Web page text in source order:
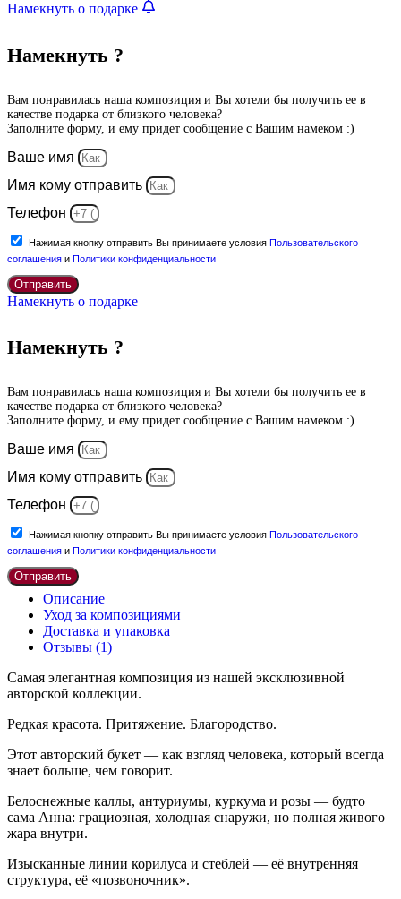
Намекнуть о подарке
Намекнуть ?
Вам понравилась наша композиция и Вы хотели бы получить ее в
качестве подарка от близкого человека?
Заполните форму, и ему придет сообщение с Вашим намеком :)
Ваше имя
Имя кому отправить
Телефон
Нажимая кнопку отправить Вы принимаете условия Пользовательского
соглашения и Политики конфиденциальности
Отправить
Намекнуть о подарке
Намекнуть ?
Вам понравилась наша композиция и Вы хотели бы получить ее в
качестве подарка от близкого человека?
Заполните форму, и ему придет сообщение с Вашим намеком :)
Ваше имя
Имя кому отправить
Телефон
Нажимая кнопку отправить Вы принимаете условия Пользовательского
соглашения и Политики конфиденциальности
Отправить
Описание
Уход за композициями
Доставка и упаковка
Отзывы (1)
Самая элегантная композиция из нашей эксклюзивной
авторской коллекции.
Редкая красота. Притяжение. Благородство.
Этот авторский букет — как взгляд человека, который всегда
знает больше, чем говорит.
Белоснежные каллы, антуриумы, куркума и розы — будто
сама Анна: грациозная, холодная снаружи, но полная живого
жара внутри.
Изысканные линии корилуса и стеблей — её внутренняя
структура, её «позвоночник».